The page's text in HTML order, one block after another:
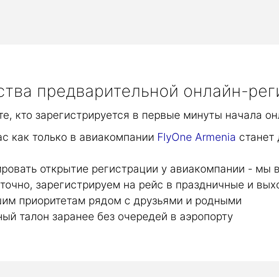
предварительной онлайн-
кто зарегистрируется в первые минуты начала
как только в авиакомпании FlyOne Armenia станет
открытие регистрации у авиакомпании - мы
зарегистрируем на рейс в праздничные и
приоритетам рядом с друзьями и родными
талон заранее без очередей в аэропорту